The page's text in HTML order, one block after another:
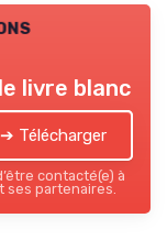
livre blanc
➔ Télécharger
contacté(e) à
ses partenaires.